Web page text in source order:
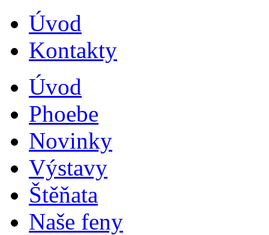
Úvod
Kontakty
Úvod
Phoebe
Novinky
Výstavy
Štěňata
Naše feny